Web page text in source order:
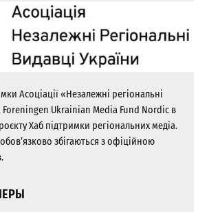
Асоціації «Незалежні регіональні
Foreningen Ukrainian Media Fund Nordic в
Хаб підтримки регіональних медіа.
збігаються з офіційною